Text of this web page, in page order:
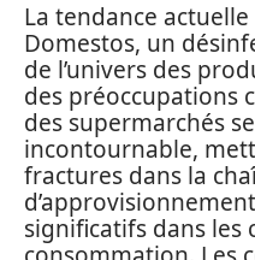
La tendance
Domestos, un
de l’univers des
des préoccupations
des supermarchés
incontournable,
fractures dans la
significatifs dans